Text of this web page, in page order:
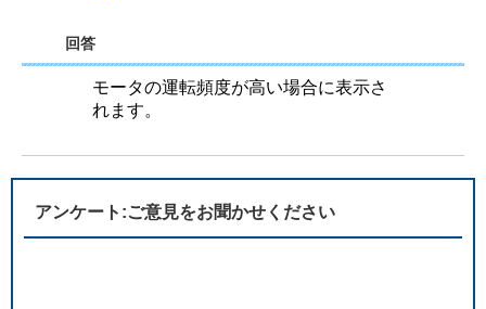
回答
モータの運転頻度が高い場合に表示さ
れます。
アンケート:ご意見をお聞かせください